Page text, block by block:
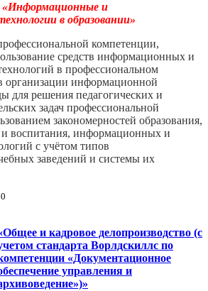
«Информационные и
в образовании»
компетенции,
средств информационных и
в профессиональном
организации информационной
для решения педагогических и
задач профессиональной
закономерностей образования,
воспитания, информационных и
с учётом типов
заведений и системы их
и кадровое делопроизводство (с
стандарта Ворлдскиллс по
«Документационное
управления и